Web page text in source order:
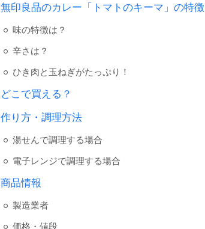
無印良品のカレー「トマトのキーマ」の特徴
味の特徴は？
辛さは？
ひき肉と玉ねぎがたっぷり！
どこで買える？
作り方・調理方法
湯せんで調理する場合
電子レンジで調理する場合
商品情報
製造業者
価格・値段